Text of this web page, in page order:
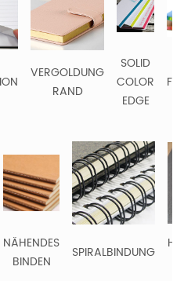
VERGOLDUNG
RAND
SOLID
COLOR
EDGE
NÄHENDES
BINDEN
SPIRALBINDUNG